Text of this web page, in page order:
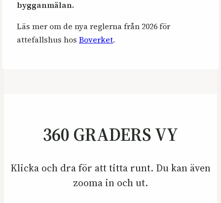
bygganmälan.
Läs mer om de nya reglerna från 2026 för
attefallshus hos Boverket.
360 GRADERS VY
Klicka och dra för att titta runt. Du kan även
zooma in och ut.